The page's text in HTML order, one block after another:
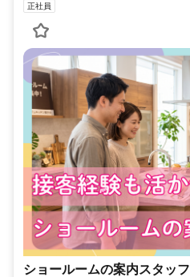
正社員
ショールームの案内スタッフ